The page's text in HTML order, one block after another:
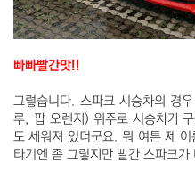
빠빠빨간맛!!
그렇습니다. 스파크 시승차의 경
루, 팝 오렌지) 위주로 시승차가
도 세워져 있더군요. 뭐 여튼 제
타기엔 좀 그렇지만 빨간 스파크가